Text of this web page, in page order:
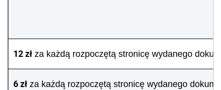
12 zł za każdą rozpoczętą stronicę wydanego
6 zł za każdą rozpoczętą stronicę wydanego